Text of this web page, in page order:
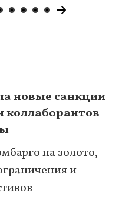
новые санкции
коллаборантов
на золото,
и